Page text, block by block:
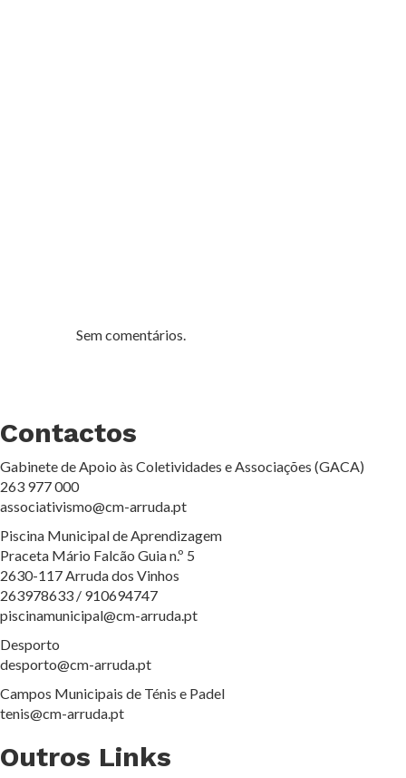
Sem comentários.
Contactos
Gabinete de Apoio às Coletividades e Associações (GACA)
263 977 000
associativismo@cm-arruda.pt
Piscina Municipal de Aprendizagem
Praceta Mário Falcão Guia n.º 5
2630-117 Arruda dos Vinhos
263978633 / 910694747
piscinamunicipal@cm-arruda.pt
Desporto
desporto@cm-arruda.pt
Campos Municipais de Ténis e Padel
tenis@cm-arruda.pt
Outros Links